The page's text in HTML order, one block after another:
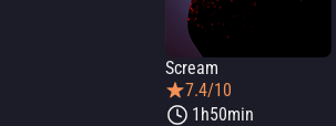
Scream
7.4/10
1h50min